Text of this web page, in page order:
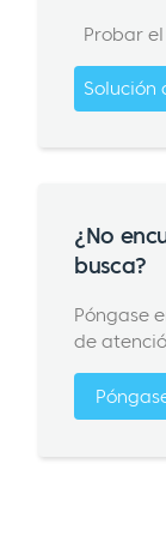
Probar
Solución
¿No
busca?
Póngase
de